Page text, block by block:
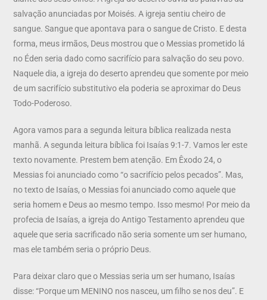
salvação anunciadas por Moisés. A igreja sentiu cheiro de
sangue. Sangue que apontava para o sangue de Cristo. E desta
forma, meus irmãos, Deus mostrou que o Messias prometido lá
no Éden seria dado como sacrifício para salvação do seu povo.
Naquele dia, a igreja do deserto aprendeu que somente por meio
de um sacrifício substitutivo ela poderia se aproximar do Deus
Todo-Poderoso.
Agora vamos para a segunda leitura bíblica realizada nesta
manhã. A segunda leitura bíblica foi Isaías 9:1-7. Vamos ler este
texto novamente. Prestem bem atenção. Em Êxodo 24, o
Messias foi anunciado como “o sacrifício pelos pecados”. Mas,
no texto de Isaías, o Messias foi anunciado como aquele que
seria homem e Deus ao mesmo tempo. Isso mesmo! Por meio da
profecia de Isaías, a igreja do Antigo Testamento aprendeu que
aquele que seria sacrificado não seria somente um ser humano,
mas ele também seria o próprio Deus.
Para deixar claro que o Messias seria um ser humano, Isaías
disse: “Porque um MENINO nos nasceu, um filho se nos deu”. E